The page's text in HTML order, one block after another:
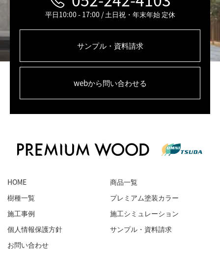
平日10:00 - 17:00 / 土日祝・年末年始 定休
サンプル・資料請求
webから問い合わせる
HOME
商品一覧
樹種一覧
プレミアム塗装カラー
施工事例
施工シミュレーション
個人情報保護方針
サンプル・資料請求
お問い合わせ